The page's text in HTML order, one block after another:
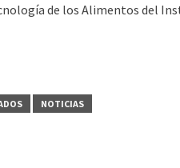
de los Alimentos del
NOTICIAS